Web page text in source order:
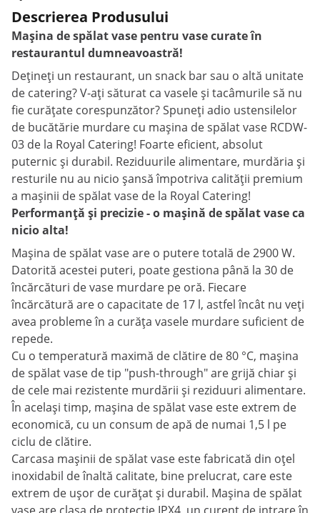
Descrierea Produsului
Mașina de spălat vase pentru vase curate în
restaurantul dumneavoastră!
Dețineți un restaurant, un snack bar sau o altă unitate
de catering? V-ați săturat ca vasele și tacâmurile să nu
fie curățate corespunzător? Spuneți adio ustensilelor
de bucătărie murdare cu mașina de spălat vase RCDW-
03 de la Royal Catering! Foarte eficient, absolut
puternic și durabil. Reziduurile alimentare, murdăria și
resturile nu au nicio șansă împotriva calității premium
a mașinii de spălat vase de la Royal Catering!
Performanță și precizie - o mașină de spălat vase ca
nicio alta!
Mașina de spălat vase are o putere totală de 2900 W.
Datorită acestei puteri, poate gestiona până la 30 de
încărcături de vase murdare pe oră. Fiecare
încărcătură are o capacitate de 17 l, astfel încât nu veți
avea probleme în a curăța vasele murdare suficient de
repede.
Cu o temperatură maximă de clătire de 80 °C, mașina
de spălat vase de tip "push-through" are grijă chiar și
de cele mai rezistente murdării și reziduuri alimentare.
În același timp, mașina de spălat vase este extrem de
economică, cu un consum de apă de numai 1,5 l pe
ciclu de clătire.
Carcasa mașinii de spălat vase este fabricată din oțel
inoxidabil de înaltă calitate, bine prelucrat, care este
extrem de ușor de curățat și durabil. Mașina de spălat